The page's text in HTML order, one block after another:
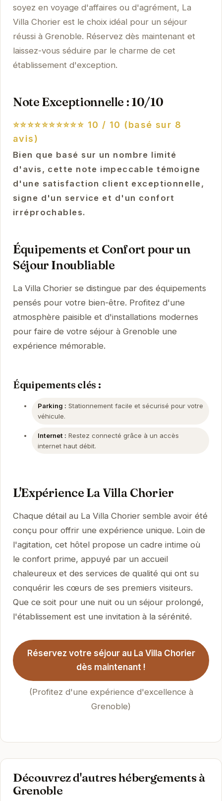
soyez en voyage d'affaires ou d'agrément, La
Villa Chorier est le choix idéal pour un séjour
réussi à Grenoble. Réservez dès maintenant et
laissez-vous séduire par le charme de cet
établissement d'exception.
Note Exceptionnelle : 10/10
⭐⭐⭐⭐⭐⭐⭐⭐⭐⭐ 10 / 10 (basé sur 8
avis)
Bien que basé sur un nombre limité
d'avis, cette note impeccable témoigne
d'une satisfaction client exceptionnelle,
signe d'un service et d'un confort
irréprochables.
Équipements et Confort pour un
Séjour Inoubliable
La Villa Chorier se distingue par des équipements
pensés pour votre bien-être. Profitez d'une
atmosphère paisible et d'installations modernes
pour faire de votre séjour à Grenoble une
expérience mémorable.
Équipements clés :
Parking : Stationnement facile et sécurisé pour votre
véhicule.
Internet : Restez connecté grâce à un accès
internet haut débit.
L'Expérience La Villa Chorier
Chaque détail au La Villa Chorier semble avoir été
conçu pour offrir une expérience unique. Loin de
l'agitation, cet hôtel propose un cadre intime où
le confort prime, appuyé par un accueil
chaleureux et des services de qualité qui ont su
conquérir les cœurs de ses premiers visiteurs.
Que ce soit pour une nuit ou un séjour prolongé,
l'établissement est une invitation à la sérénité.
Réservez votre séjour au La Villa Chorier
dès maintenant !
(Profitez d'une expérience d'excellence à
Grenoble)
Découvrez d'autres hébergements à
Grenoble